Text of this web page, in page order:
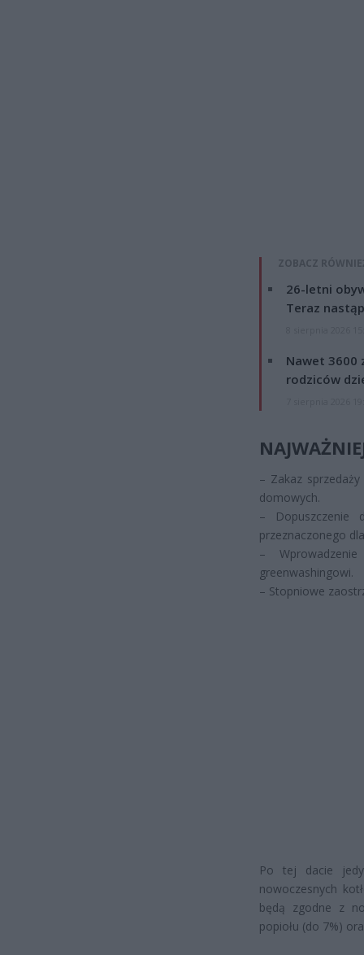
ZOBACZ
26-letni
Teraz
Nawet 3600
rodziców
– Zakaz
domowych.
– Dopuszczenie
przeznaczonego
–
greenwashingowi.
– Stopniowe
Po tej dacie
nowoczesnych
będą zgodne z
popiołu (do 7%)